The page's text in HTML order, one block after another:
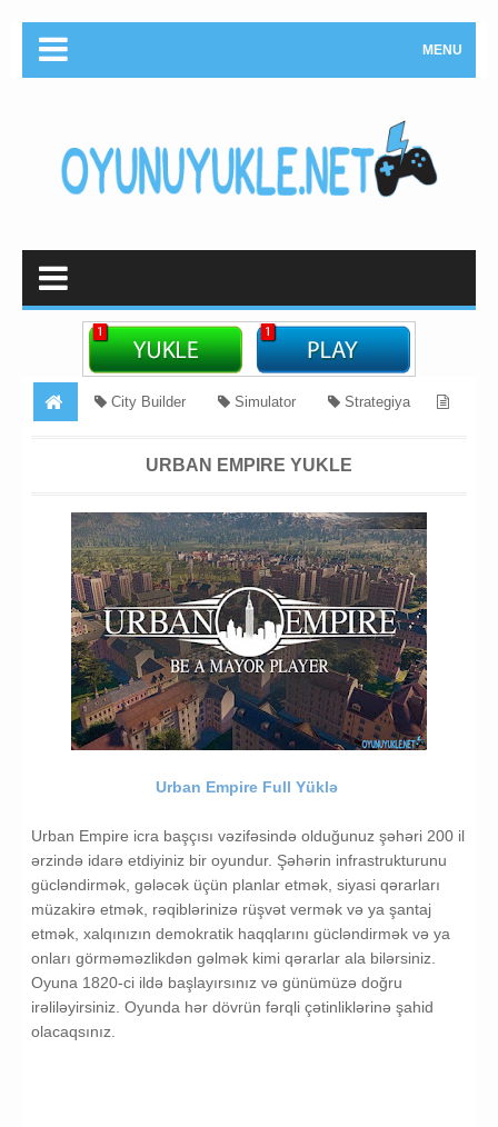
MENU
City Builder Simulator Strategiya
URBAN EMPIRE YUKLE
Urban Empire Full Yüklə
Urban Empire icra başçısı vəzifəsində olduğunuz şəhəri 200 il
ərzində idarə etdiyiniz bir oyundur. Şəhərin infrastrukturunu
gücləndirmək, gələcək üçün planlar etmək, siyasi qərarları
müzakirə etmək, rəqiblərinizə rüşvət vermək və ya şantaj
etmək, xalqınızın demokratik haqqlarını gücləndirmək və ya
onları görməməzlikdən gəlmək kimi qərarlar ala bilərsiniz.
Oyuna 1820-ci ildə başlayırsınız və günümüzə doğru
irəliləyirsiniz. Oyunda hər dövrün fərqli çətinliklərinə şahid
olacaqsınız.